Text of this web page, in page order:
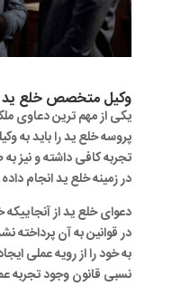
وکیل متخصص خلع ید
یکی از مهم ترین دعاوی
پروسه خلع ید را باید به
تجربه کافی داشته و نیز
در زمینه خلع ید انجام
دعوای خلع ید از آنجاییکه
در قوانین به آن پرداخته
به خود را از رویه عملی
نسبی قانون وجود تجربه